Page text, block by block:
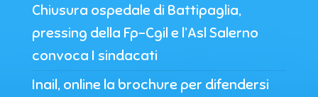
Chiusura ospedale di Battipaglia,
pressing della Fp-Cgil e l’Asl Salerno
convoca I sindacati
Inail, online la brochure per difendersi